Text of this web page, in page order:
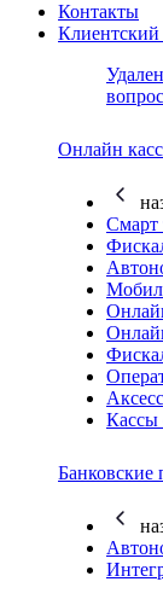
Контакты
Клиентский
Онлайн
Смарт
Кассы
Банковские